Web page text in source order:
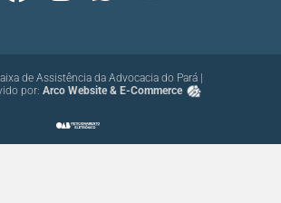
de Assistência da Advocacia do Pará |
por: Arco Website & E-Commerce